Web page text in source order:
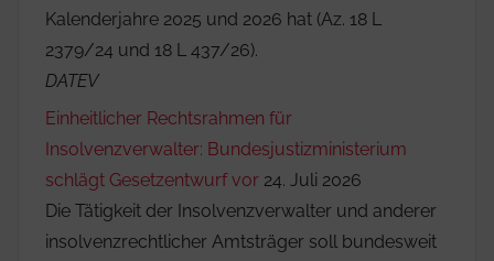
Kalenderjahre 2025 und 2026 hat (Az. 18 L
2379/24 und 18 L 437/26).
DATEV
Einheitlicher Rechtsrahmen für
Insolvenzverwalter: Bundesjustizministerium
schlägt Gesetzentwurf vor 24. Juli 2026
Die Tätigkeit der Insolvenzverwalter und anderer
insolvenzrechtlicher Amtsträger soll bundesweit